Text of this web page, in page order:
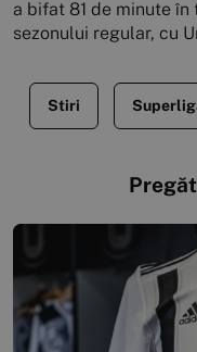
a bifat 81 de minute
sezonului regular, cu
Stiri